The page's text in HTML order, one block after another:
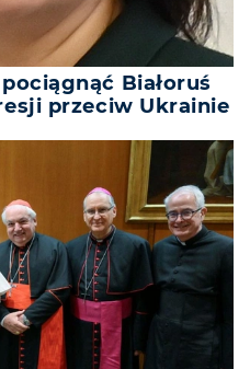
Białoruś
przeciw Ukrainie